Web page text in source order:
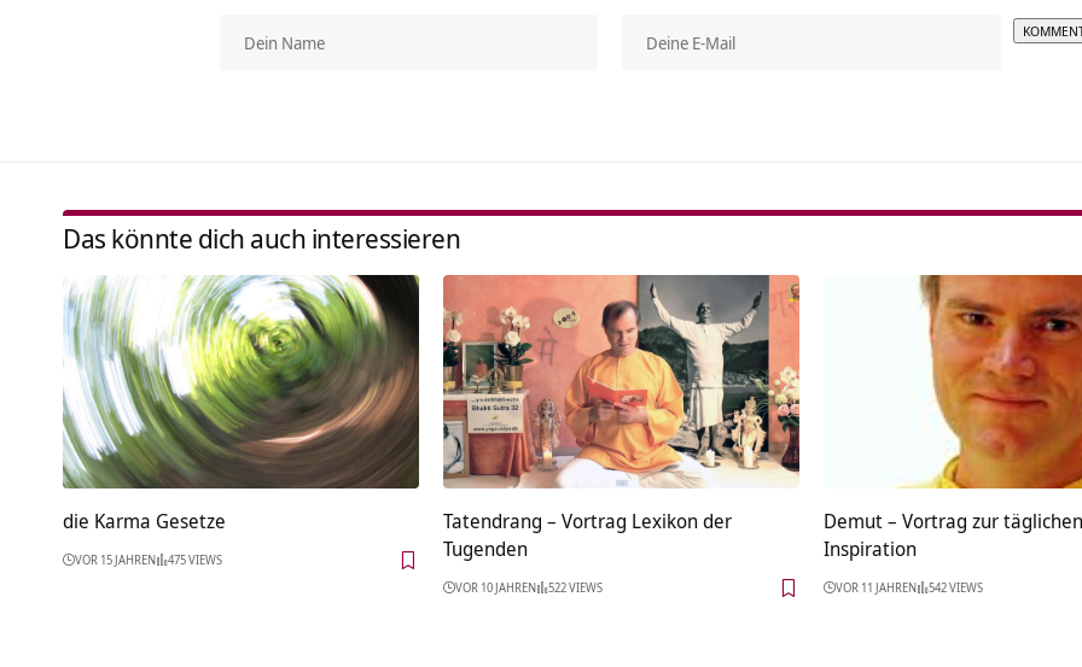
Das könnte dich auch interessieren
die Karma Gesetze
VOR 15 JAHREN 475 VIEWS
Tatendrang – Vortrag Lexikon der
Tugenden
VOR 10 JAHREN 522 VIEWS
Demut – Vortrag zur täglichen
Inspiration
VOR 11 JAHREN 542 VIEWS